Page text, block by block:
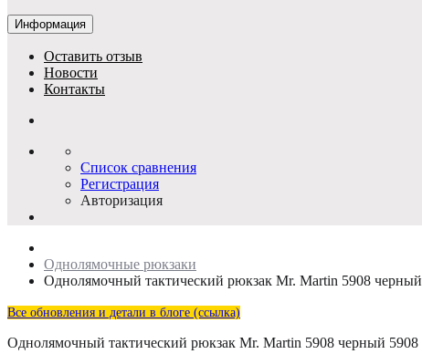
Информация
Оставить отзыв
Новости
Контакты
Список сравнения
Регистрация
Авторизация
Однолямочные рюкзаки
Однолямочный тактический рюкзак Mr. Martin 5908 черный
Все обновления и детали в блоге (ссылка)
Однолямочный тактический рюкзак Mr. Martin 5908 черный 5908